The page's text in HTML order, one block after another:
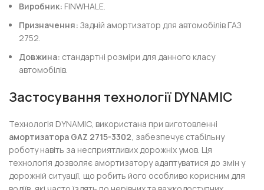
Виробник: FINWHALE.
Призначення: Задній амортизатор для автомобілів ГАЗ
2752.
Довжина: стандартні розміри для данного класу
автомобілів.
Застосування технології DYNAMIC
Технологія DYNAMIC, використана при виготовленні
амортизатора GAZ 2715-3302, забезпечує стабільну
роботу навіть за несприятливих дорожніх умов. Ця
технологія дозволяє амортизатору адаптуватися до змін у
дорожній ситуації, що робить його особливо корисним для